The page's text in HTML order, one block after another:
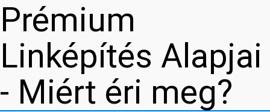
Prémium
Linképítés Alapjai
- Miért éri meg?